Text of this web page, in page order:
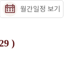
월간일정 보기
)